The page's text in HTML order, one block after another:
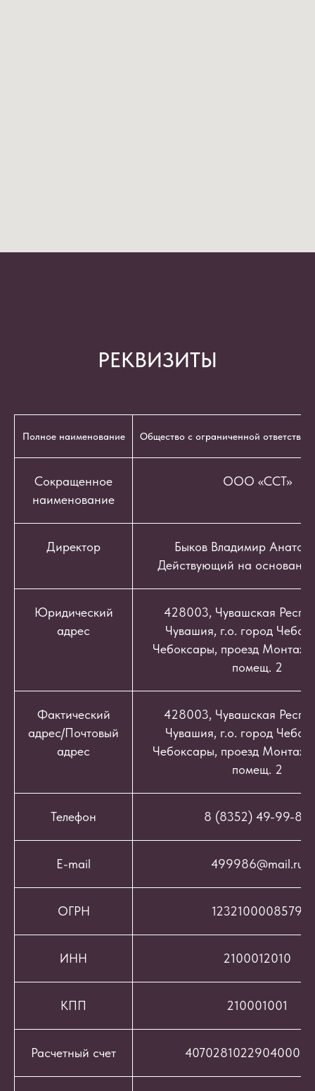
РЕКВИЗИТЫ
Полное наименование Общество с ограниченной
Сокращенное
наименование
ООО «ССТ»
Директор
Быков Владимир
Действующий на
Юридический
адрес
428003, Чувашская
Чувашия, г.о. город
Чебоксары, проезд
помещ. 2
Фактический
адрес/Почтовый
адрес
428003, Чувашская
Чувашия, г.о. город
Чебоксары, проезд
помещ. 2
Телефон 8 (8352) 49-99-86
E-mail 499986@mail.ru
ОГРН 1232100008579
ИНН 2100012010
КПП 210001001
Расчетный счет